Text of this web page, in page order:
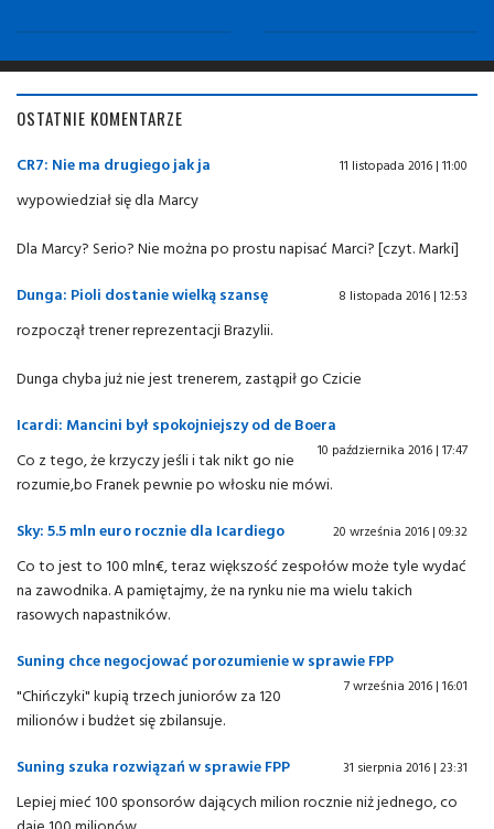
OSTATNIE KOMENTARZE
CR7: Nie ma drugiego jak ja 11 listopada 2016 | 11:00
wypowiedział się dla Marcy
Dla Marcy? Serio? Nie można po prostu napisać Marci? [czyt. Marki]
Dunga: Pioli dostanie wielką szansę
8 listopada 2016 | 12:53
rozpoczął trener reprezentacji Brazylii.
Dunga chyba już nie jest trenerem, zastąpił go Czicie
Icardi: Mancini był spokojniejszy od de Boera
10 października 2016 | 17:47
Co z tego, że krzyczy jeśli i tak nikt go nie
rozumie,bo Franek pewnie po włosku nie mówi.
Sky: 5.5 mln euro rocznie dla Icardiego
20 września 2016 | 09:32
Co to jest to 100 mln€, teraz większość zespołów może tyle wydać
na zawodnika. A pamiętajmy, że na rynku nie ma wielu takich
rasowych napastników.
Suning chce negocjować porozumienie w sprawie FPP
7 września 2016 | 16:01
"Chińczyki" kupią trzech juniorów za 120
milionów i budżet się zbilansuje.
Suning szuka rozwiązań w sprawie FPP
31 sierpnia 2016 | 23:31
Lepiej mieć 100 sponsorów dających milion rocznie niż jednego, co